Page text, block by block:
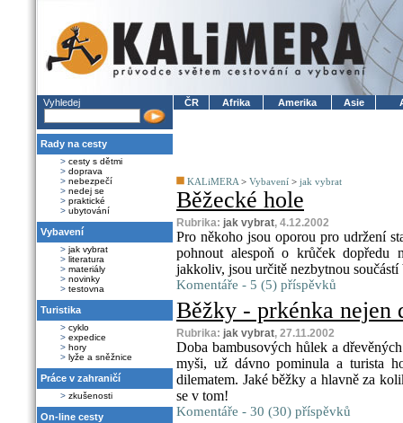
Vyhledej
Rady na cesty
> cesty s dětmi
> doprava
> nebezpečí
> nedej se
> praktické
> ubytování
Vybavení
> jak vybrat
> literatura
> materiály
> novinky
> testovna
Turistika
> cyklo
> expedice
> hory
> lyže a sněžnice
Práce v zahraničí
> zkušenosti
On-line cesty
ČR Afrika Amerika Asie
KALiMERA > Vybavení > jak vybrat
Běžecké hole
Rubrika: jak vybrat, 4.12.2002
Pro někoho jsou oporou pro udržení
pohnout alespoň o krůček
jakkoliv, jsou určitě nezbytnou součástí
Komentáře - 5 (5) příspěvků
Běžky - prkénka nejen
Rubrika: jak vybrat, 27.11.2002
Doba bambusových hůlek a
myši, už dávno pominula a turista
dilematem. Jaké běžky a hlavně za
se v tom!
Komentáře - 30 (30) příspěvků